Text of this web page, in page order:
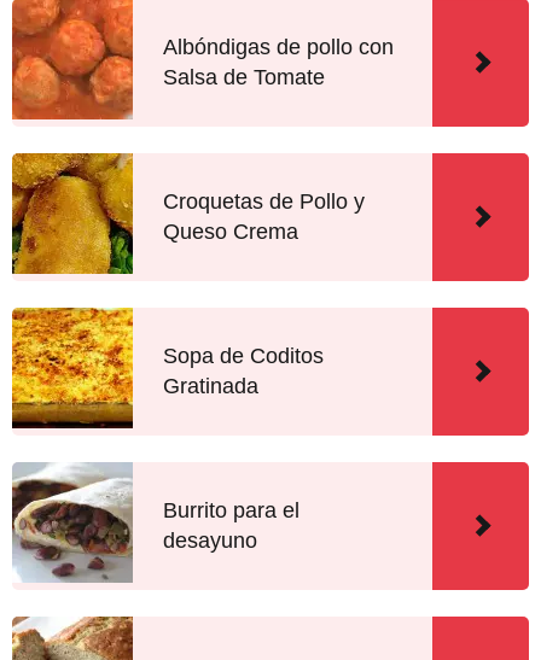
Albóndigas de pollo con
Salsa de Tomate
Croquetas de Pollo y
Queso Crema
Sopa de Coditos
Gratinada
Burrito para el
desayuno